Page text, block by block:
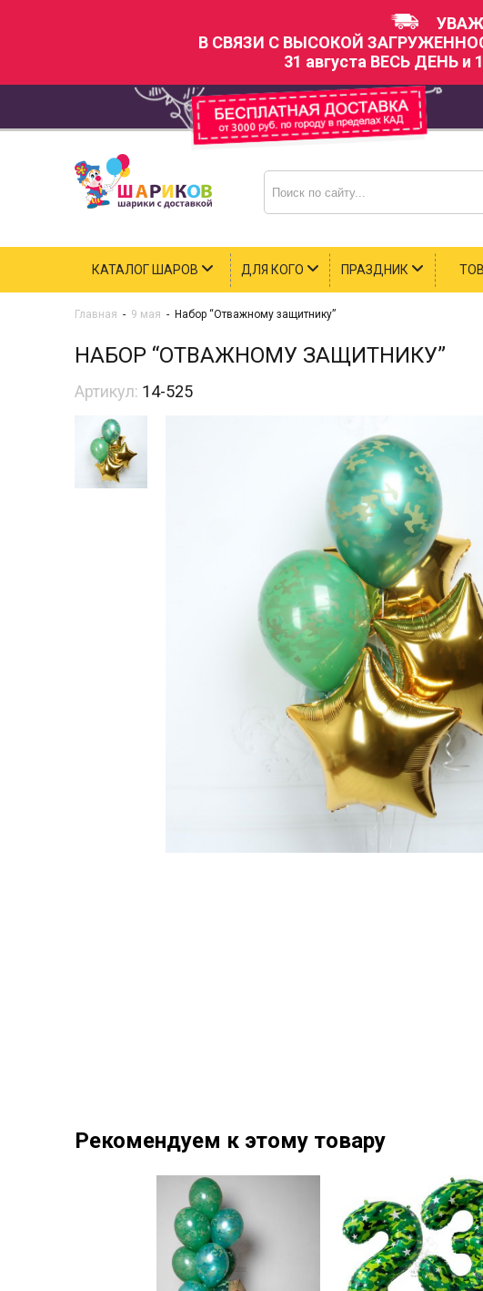
В СВЯЗИ С ВЫСОКОЙ
31 августа ВЕСЬ ДЕНЬ
КАТАЛОГ ШАРОВ ДЛЯ КОГО ПРАЗДНИК
Главная - 9 мая - Набор “Отважному защитнику”
НАБОР “ОТВАЖНОМУ ЗАЩИТНИКУ”
Артикул: 14-525
Рекомендуем к этому товару